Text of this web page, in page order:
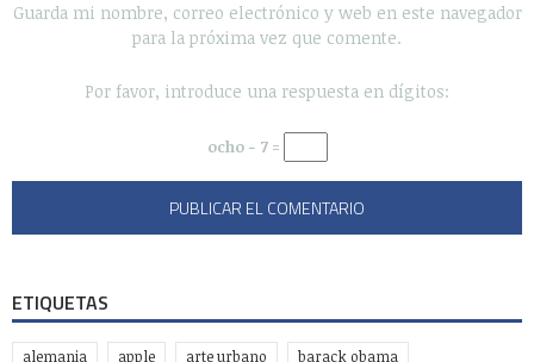
Guarda mi nombre, correo electrónico y web en este navegador
para la próxima vez que comente.
Por favor, introduce una respuesta en dígitos:
ocho − 7 =
ETIQUETAS
alemania apple arte urbano barack obama